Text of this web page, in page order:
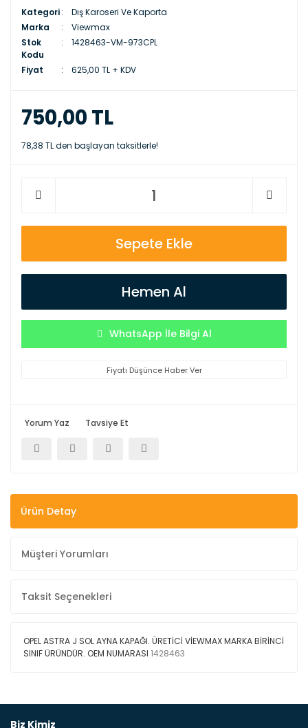
Kategori
Dış Karoseri Ve Kaporta
Marka
Viewmax
Stok
Kodu
1428463-VM-973CPL
Fiyat 625,00 TL + KDV
750,00 TL
78,38 TL den başlayan taksitlerle!
Sepete Ekle
Hemen Al
WhatsApp İle Bilgi Al
Fiyatı Düşünce Haber Ver
Yorum Yaz Tavsiye Et
Ürün Detay
Müşteri Yorumları
Taksit Seçenekleri
OPEL ASTRA J SOL AYNA KAPAĞI. ÜRETİCİ VİEWMAX MARKA BİRİNCİ
SINIF ÜRÜNDÜR. OEM NUMARASI 1428463
Biz Kimiz